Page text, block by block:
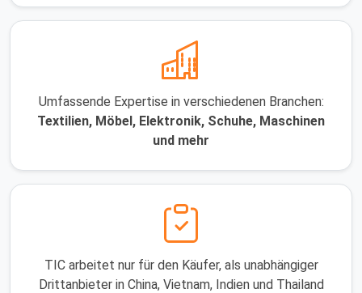
Umfassende Expertise in verschiedenen Branchen:
Textilien, Möbel, Elektronik, Schuhe, Maschinen
und mehr
TIC arbeitet nur für den Käufer, als unabhängiger
Drittanbieter in China, Vietnam, Indien und Thailand